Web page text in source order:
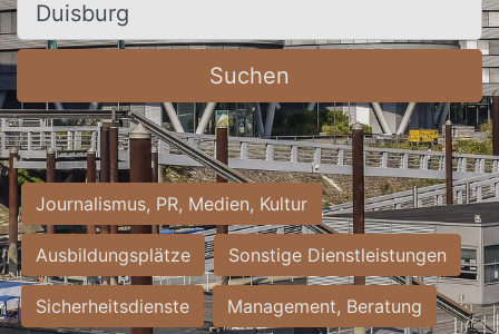
Suchen
Journalismus, PR, Medien, Kultur
Ausbildungsplätze Sonstige Dienstleistungen
Sicherheitsdienste Management, Beratung